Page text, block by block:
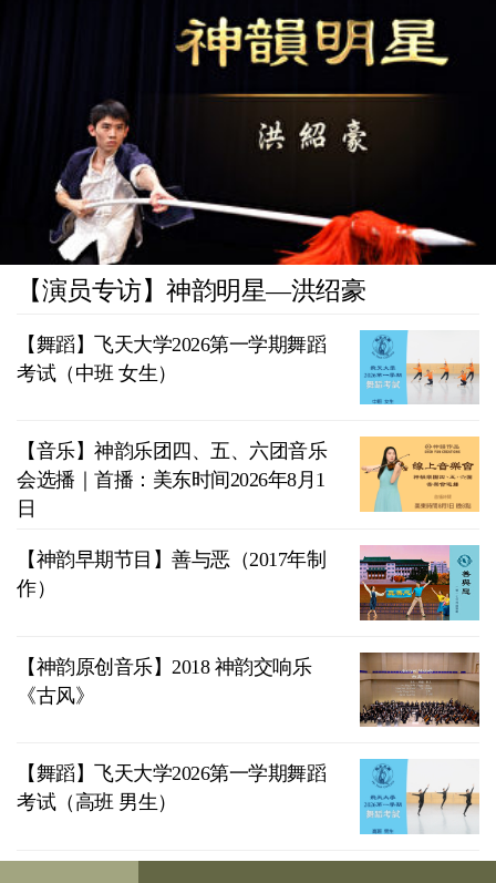
【演员专访】神韵明星—洪绍豪
【舞蹈】飞天大学2026第一学期舞蹈
考试（中班 女生）
【音乐】神韵乐团四、五、六团音乐
会选播｜首播：美东时间2026年8月1
日
【神韵早期节目】善与恶（2017年制
作）
【神韵原创音乐】2018 神韵交响乐
《古风》
【舞蹈】飞天大学2026第一学期舞蹈
考试（高班 男生）